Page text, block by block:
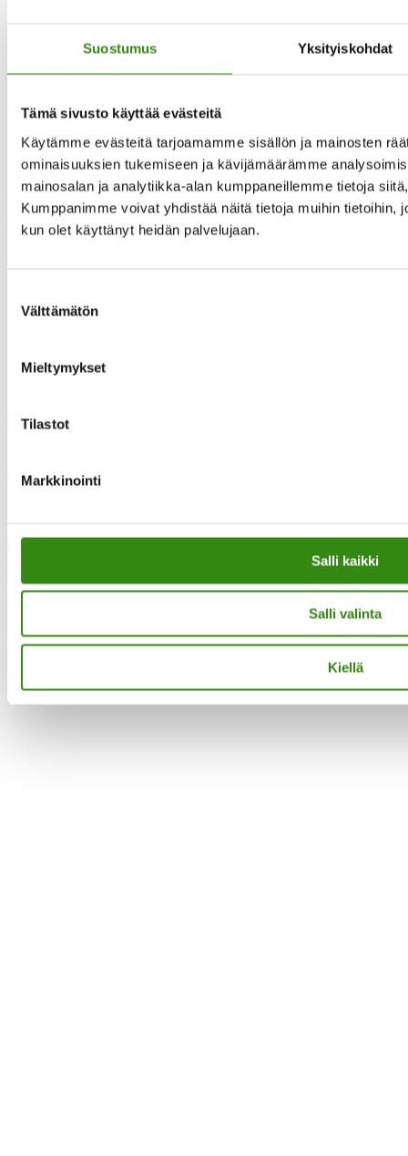
Suostumus Yksityiskohdat
Tämä sivusto käyttää evästeitä
Käytämme evästeitä tarjoamamme sisällön ja mainosten
ominaisuuksien tukemiseen ja kävijämäärämme
mainosalan ja analytiikka-alan kumppaneillemme tietoja
Kumppanimme voivat yhdistää näitä tietoja muihin tietoihin,
kun olet käyttänyt heidän palvelujaan.
valinta
Välttämätön
Mieltymykset
Tilastot
Markkinointi
Salli kaikki
Salli valinta
Kiellä
Maaseudun tukihenkilöverkko
puh.0400 789 481
Tukihenkilöiden tupa
Saavutettavuusseloste
Tilaa uutiskirjeemme